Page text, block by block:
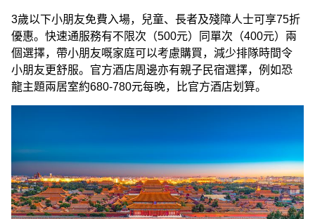
3歲以下小朋友免費入場，兒童、長者及殘障人士可享75折
優惠。快速通服務有不限次（500元）同單次（400元）兩
個選擇，帶小朋友嘅家庭可以考慮購買，減少排隊時間令
小朋友更舒服。官方酒店周邊亦有親子民宿選擇，例如恐
龍主題兩居室約680-780元每晚，比官方酒店划算。